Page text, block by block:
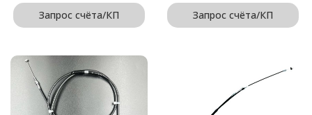
Запрос счёта/КП Запрос счёта/КП